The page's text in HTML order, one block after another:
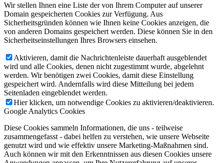
Wir stellen Ihnen eine Liste der von Ihrem Computer auf unserer
Domain gespeicherten Cookies zur Verfügung. Aus
Sicherheitsgründen können wie Ihnen keine Cookies anzeigen, die
von anderen Domains gespeichert werden. Diese können Sie in den
Sicherheitseinstellungen Ihres Browsers einsehen.
Aktivieren, damit die Nachrichtenleiste dauerhaft ausgeblendet
wird und alle Cookies, denen nicht zugestimmt wurde, abgelehnt
werden. Wir benötigen zwei Cookies, damit diese Einstellung
gespeichert wird. Andernfalls wird diese Mitteilung bei jedem
Seitenladen eingeblendet werden.
Hier klicken, um notwendige Cookies zu aktivieren/deaktivieren.
Google Analytics Cookies
Diese Cookies sammeln Informationen, die uns - teilweise
zusammengefasst - dabei helfen zu verstehen, wie unsere Webseite
genutzt wird und wie effektiv unsere Marketing-Maßnahmen sind.
Auch können wir mit den Erkenntnissen aus diesen Cookies unsere